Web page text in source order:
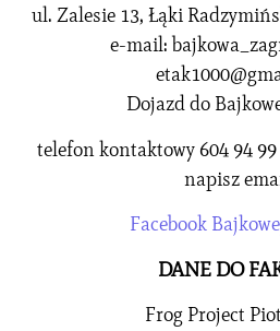
ul. Zalesie 13, Łąki
e-mail:
Dojazd do
telefon kontaktowy 604 94
napisz
Facebook
DANE DO
Frog Project